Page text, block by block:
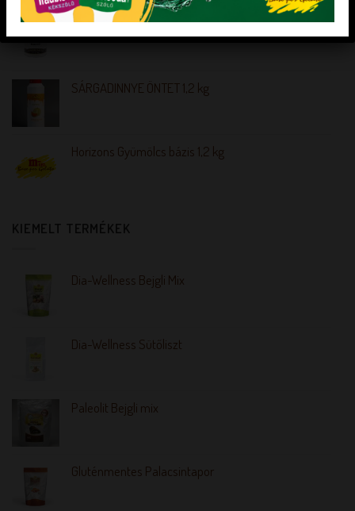
MOJITO KONCENTRÁTUM 1,2 kg
SÁRGADINNYE ÖNTET 1,2 kg
Horizons Gyümölcs bázis 1,2 kg
KIEMELT TERMÉKEK
Dia-Wellness Bejgli Mix
Dia-Wellness Sütőliszt
Paleolit Bejgli mix
Gluténmentes Palacsintapor